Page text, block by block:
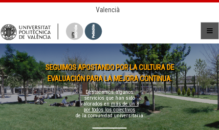
Valencià
SEGUIMOS APOSTANDO POR LA CULTURA DE
EVALUACIÓN PARA LA MEJORA CONTINUA.
Destacamos algunos
servicios que han sido
valorados enmás de un 8
por todos los colectivos
de la comunidad universitaria